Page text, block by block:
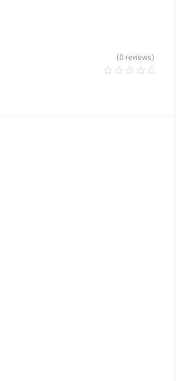
(0 reviews)